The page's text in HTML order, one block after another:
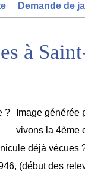
Demande de
à
Image générée
vivons la 4ème
déjà vécues
(début des